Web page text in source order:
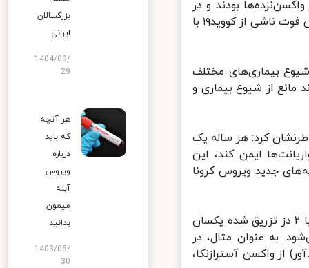
بودند و در
برخی کشورها که واکسیناسیون به اتمام رسیده، آمار ابتلا، بستری و همچنین فوت ناشی از کووید۱۹ با
بیماری‌های مختلف
از شیوع بیماری و
کرد: هر ساله یک
ایمن کند، این
با سویه‌های جدید ویروس کرونا
رئوفی همچنین در خصوص این پرسش که «آیا دز یادآور واکسن کرونا باید با ۲ دز تزریق شده یکسان
دز پیشین تعیین می‌شود. به عنوان مثال، در
از واکسن آسترازنکا،
بزرگسالان
ایرانی
1404/09/
29
هر آنچه
که باید
درباره
ویروس
آبله
میمون
بدانید
1403/05/
30